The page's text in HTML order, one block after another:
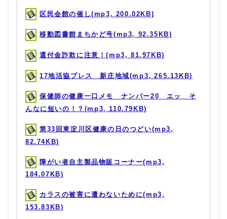
区民会館の催し(mp3, 200.02KB)
移動図書館まちかど号(mp3, 92.35KB)
還付金詐欺に注意！(mp3, 81.97KB)
17地活協プレス 新庄地域(mp3, 265.13KB)
保健師の健康一口メモ ナンバー20 エッ そ
んなに短いの！？(mp3, 110.79KB)
第33回東淀川区健康の日のつどい(mp3,
82.74KB)
障がい者自主製品物販コーナー(mp3,
184.07KB)
カラスの被害に遭わないために(mp3,
153.83KB)